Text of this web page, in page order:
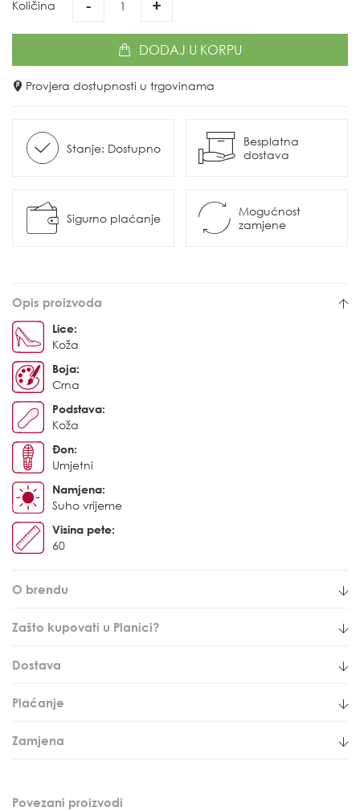
Količina - +
DODAJ U KORPU
Provjera dostupnosti u trgovinama
Stanje: Dostupno
Besplatna
dostava
Sigurno plaćanje
Mogućnost
zamjene
Opis proizvoda
Lice:
Koža
Boja:
Crna
Podstava:
Koža
Đon:
Umjetni
Namjena:
Suho vrijeme
Visina pete:
60
O brendu
Zašto kupovati u Planici?
Dostava
Plaćanje
Zamjena
Povezani proizvodi